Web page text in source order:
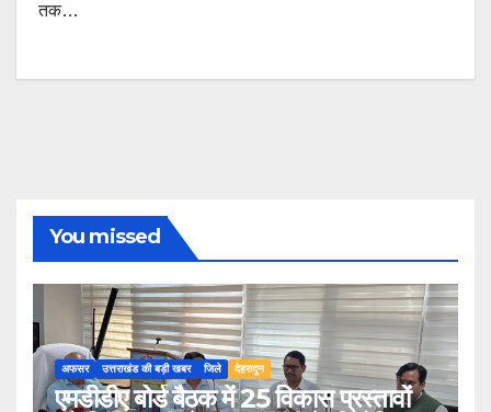
तक…
You missed
अफसर उत्तराखंड की बड़ी खबर जिले देहरादून
एमडीडीए बोर्ड बैठक में 25 विकास प्रस्तावों